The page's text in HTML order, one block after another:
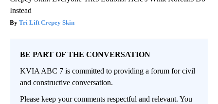
Instead
Tri Lift Crepey Skin
BE PART OF THE CONVERSATION
KVIA ABC 7 is committed to providing a forum for civil
and constructive conversation.
Please keep your comments respectful and relevant. You